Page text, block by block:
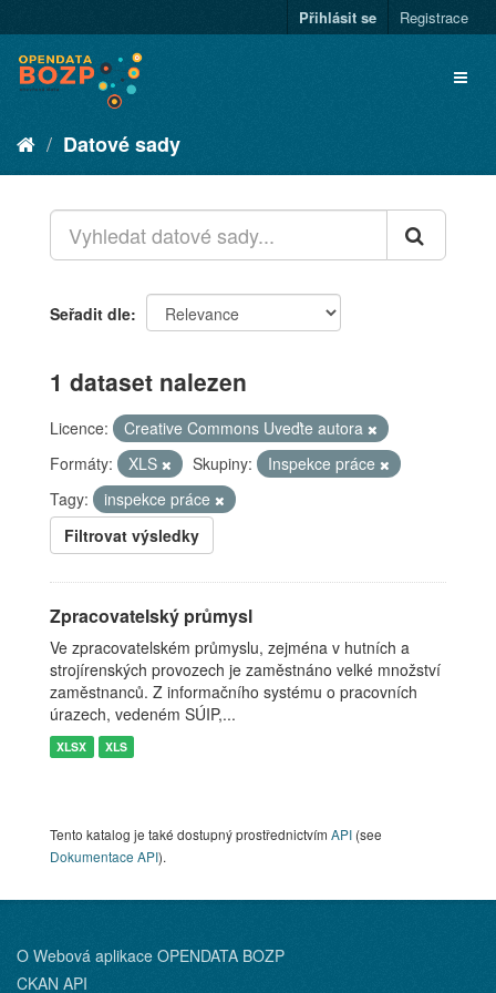
Přihlásit se Registrace
Datové sady
Seřadit dle
1 dataset nalezen
Licence:
Creative Commons Uveďte autora
Formáty:
XLS Skupiny:
Inspekce práce
Tagy:
inspekce práce
Filtrovat výsledky
Zpracovatelský průmysl
Ve zpracovatelském průmyslu, zejména v hutních a
strojírenských provozech je zaměstnáno velké množství
zaměstnanců. Z informačního systému o pracovních
úrazech, vedeném SÚIP,...
XLSX XLS
Tento katalog je také dostupný prostřednictvím API (see
Dokumentace API).
O Webová aplikace OPENDATA BOZP
CKAN API